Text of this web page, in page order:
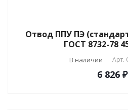
Отвод ППУ ПЭ
ГОСТ 8732-78
В наличии Арт.
6 826 ₽